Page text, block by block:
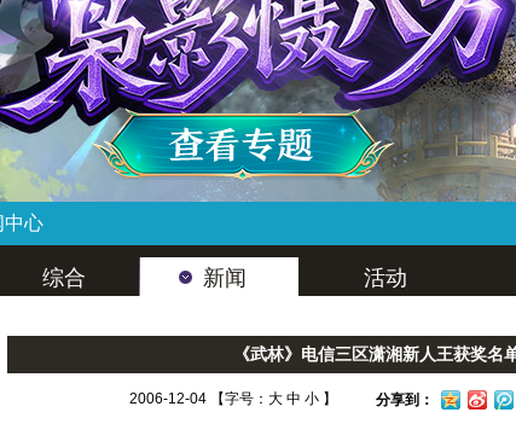
中心
综合 新闻 活动
《武林》电信三区潇湘新人王获奖名
2006-12-04 【字号： 大 中 小】 分享到：